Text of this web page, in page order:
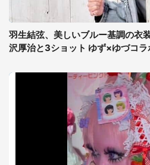
羽生結弦、美しいブルー基調の衣
沢厚治と3ショット ゆず×ゆづコ